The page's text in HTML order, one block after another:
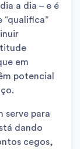
a dia – e é
“qualifica”
em
potencial
serve para
dando
cegos,